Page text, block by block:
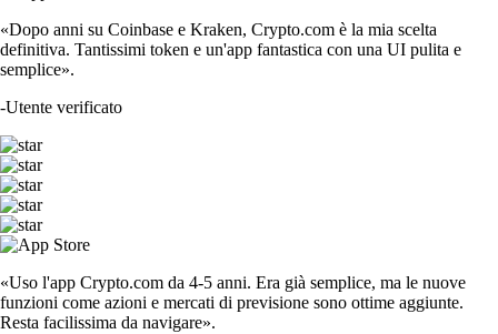
«Dopo anni su Coinbase e Kraken, Crypto.com è la mia scelta
definitiva. Tantissimi token e un'app fantastica con una UI pulita e
semplice».
-Utente verificato
«Uso l'app Crypto.com da 4-5 anni. Era già semplice, ma le nuove
funzioni come azioni e mercati di previsione sono ottime aggiunte.
Resta facilissima da navigare».